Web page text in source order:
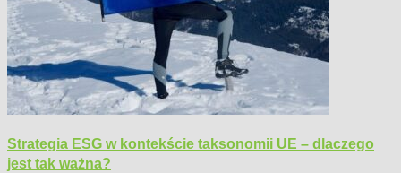
Strategia ESG w kontekście taksonomii UE – dlaczego
jest tak ważna?